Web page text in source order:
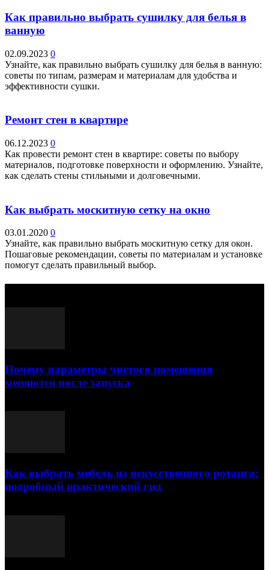
Как правильно выбрать сушилку для белья в
ванную
02.09.2023 0
Узнайте, как правильно выбрать сушилку для белья в ванную:
советы по типам, размерам и материалам для удобства и
эффективности сушки.
Ремонт стен в квартире
06.12.2023 0
Как провести ремонт стен в квартире: советы по выбору
материалов, подготовке поверхности и оформлению. Узнайте,
как сделать стены стильными и долговечными.
Как выбрать москитную сетку на окно
03.01.2020 0
Узнайте, как правильно выбрать москитную сетку для окон.
Пошаговые рекомендации, советы по материалам и установке
помогут сделать правильный выбор.
Почему параметры чистого помещения
меняются после запуска
Как выбрать мебель из искусственного ротанга:
подробный практический гид